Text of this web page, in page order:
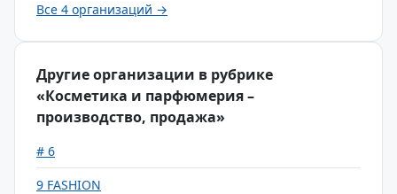
Все 4 организаций →
Другие организации в рубрике
«Косметика и парфюмерия –
производство, продажа»
# 6
9 FASHION